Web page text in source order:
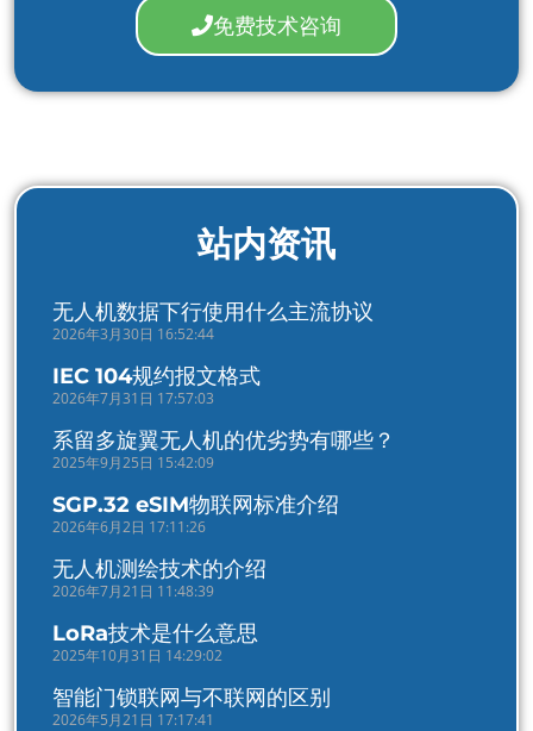
免费技术咨询
站内资讯
无人机数据下行使用什么主流协议
2026年3月30日 16:52:44
IEC 104规约报文格式
2026年7月31日 17:57:03
系留多旋翼无人机的优劣势有哪些？
2025年9月25日 15:42:09
SGP.32 eSIM物联网标准介绍
2026年6月2日 17:11:26
无人机测绘技术的介绍
2026年7月21日 11:48:39
LoRa技术是什么意思
2025年10月31日 14:29:02
智能门锁联网与不联网的区别
2026年5月21日 17:17:41